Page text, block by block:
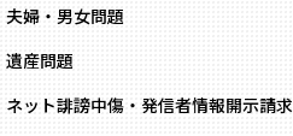
夫婦・男女問題
遺産問題
ネット誹謗中傷・発信者情報開示請求